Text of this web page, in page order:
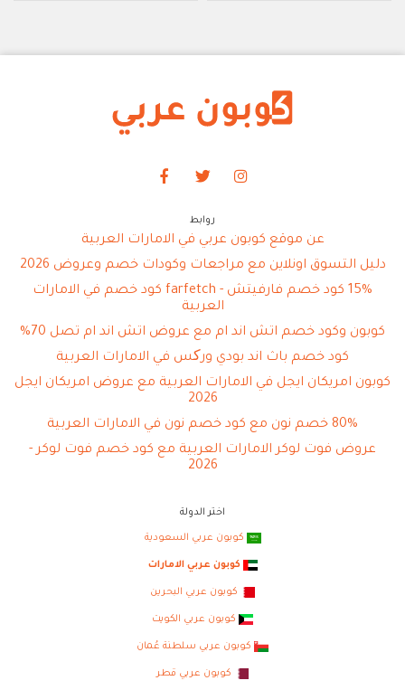
روابط
عن موقع كوبون عربي في الامارات العربية
دليل التسوق اونلاين مع مراجعات وكودات خصم وعروض 2026
15% كود خصم فارفيتش - farfetch كود خصم في الامارات
العربية
كوبون وكود خصم اتش اند ام مع عروض اتش اند ام تصل 70%
كود خصم باث اند بودي ورکس في الامارات العربية
كوبون امريكان ايجل في الامارات العربية مع عروض امريكان ايجل
2026
80% خصم نون مع كود خصم نون في الامارات العربية
عروض فوت لوكر الامارات العربية مع كود خصم فوت لوكر -
2026
اختر الدولة
كوبون عربي السعودية
كوبون عربي الامارات
كوبون عربي البحرين
كوبون عربي الكويت
كوبون عربي سلطنة عُمان
كوبون عربي قطر